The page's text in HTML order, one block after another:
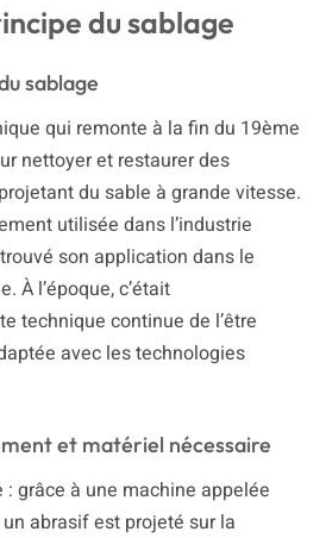
du sablage
sablage
qui remonte à la fin du 19ème
nettoyer et restaurer des
du sable à grande vitesse.
utilisée dans l’industrie
son application dans le
À l’époque, c’était
technique continue de l’être
avec les technologies
et matériel nécessaire
grâce à une machine appelée
abrasif est projeté sur la